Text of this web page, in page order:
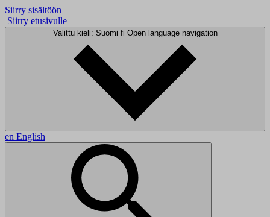
Siirry sisältöön
Siirry etusivulle
Valittu kieli: Suomi fi Open language navigation
en English